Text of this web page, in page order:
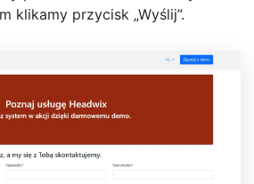
klikamy przycisk „Wyślij”.